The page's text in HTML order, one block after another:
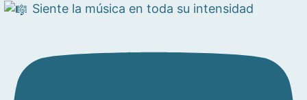
Siente la música en toda su intensidad